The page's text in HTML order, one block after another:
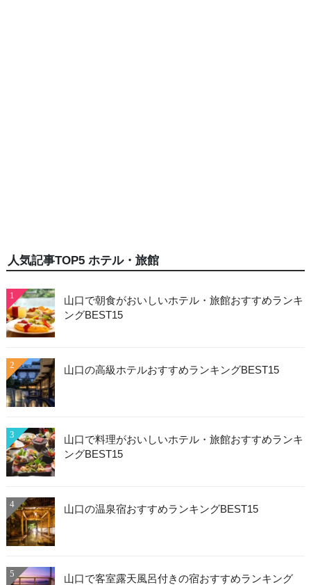
人気記事TOP5 ホテル・旅館
1
山口で朝食がおいしいホテル・旅館おすすめランキ
ングBEST15
2 山口の高級ホテルおすすめランキングBEST15
3
山口で料理がおいしいホテル・旅館おすすめランキ
ングBEST15
4 山口の温泉宿おすすめランキングBEST15
5
山口で客室露天風呂付きの宿おすすめランキング